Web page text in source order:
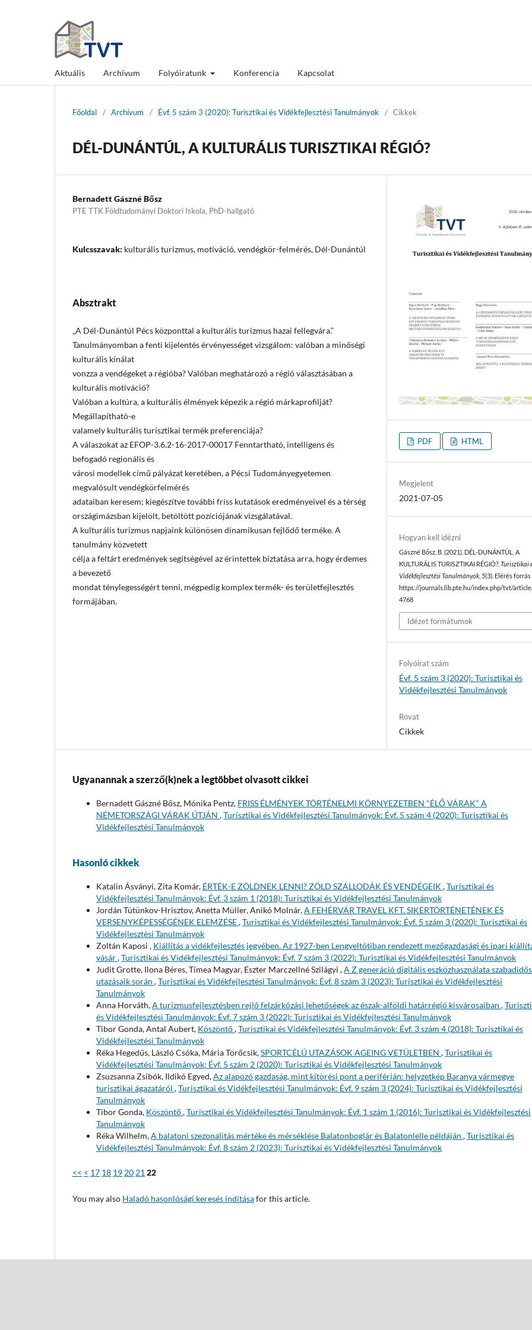
Aktuális Archívum Folyóiratunk Konferencia Kapcsolat
Főoldal / Archívum / Évf. 5 szám 3 (2020): Turisztikai és Vidékfejlesztési Tanulmányok / Cikkek
DÉL-DUNÁNTÚL, A KULTURÁLIS TURISZTIKAI RÉGIÓ?
Bernadett Gászné Bősz
PTE TTK Földtudományi Doktori Iskola, PhD-hallgató
Kulcsszavak: kulturális turizmus, motiváció, vendégkör-felmérés, Dél-Dunántúl
Absztrakt
„A Dél-Dunántúl Pécs központtal a kulturális turizmus hazai fellegvára.”
Tanulmányomban a fenti kijelentés érvényességet vizsgálom: valóban a minőségi
kulturális kínálat
vonzza a vendégeket a régióba? Valóban meghatározó a régió választásában a
kulturális motiváció?
Valóban a kultúra, a kulturális élmények képezik a régió márkaprofilját?
Megállapítható-e
valamely kulturális turisztikai termék preferenciája?
A válaszokat az EFOP-3.6.2-16-2017-00017 Fenntartható, intelligens és
befogadó regionális és
városi modellek című pályázat keretében, a Pécsi Tudományegyetemen
megvalósult vendégkörfelmérés
adataiban keresem; kiegészítve további friss kutatások eredményeivel és a térség
országimázsban kijelölt, betöltött pozíciójának vizsgálatával.
A kulturális turizmus napjaink különösen dinamikusan fejlődő terméke. A
tanulmány közvetett
célja a feltárt eredmények segítségével az érintettek biztatása arra, hogy érdemes
a bevezető
mondat ténylegességért tenni, mégpedig komplex termék- és területfejlesztés
formájában.
PDF HTML
Megjelent
2021-07-05
Hogyan kell idézni
Gászné Bősz, B. (2021). DÉL-DUNÁNTÚL, A
KULTURÁLIS TURISZTIKAI RÉGIÓ?.Turisztikai
Vidékfejlesztési Tanulmányok,5(3). Elérés forrás
https://journals.lib.pte.hu/index.php/tvt/
4768
Idézet formátumok
Folyóirat szám
Évf. 5 szám 3 (2020): Turisztikai és
Vidékfejlesztési Tanulmányok
Rovat
Cikkek
Ugyanannak a szerző(k)nek a legtöbbet olvasott cikkei
Bernadett Gászné Bősz, Mónika Pentz, FRISS ÉLMÉNYEK TÖRTÉNELMI KÖRNYEZETBEN "ÉLŐ VÁRAK" A
NÉMETORSZÁGI VÁRAK ÚTJÁN ,Turisztikai és Vidékfejlesztési Tanulmányok: Évf. 5 szám 4 (2020): Turisztikai és
Vidékfejlesztési Tanulmányok
Hasonló cikkek
Katalin Ásványi, Zita Komár, ÉRTÉK-E ZÖLDNEK LENNI? ZÖLD SZÁLLODÁK ÉS VENDÉGEIK ,Turisztikai és
Vidékfejlesztési Tanulmányok: Évf. 3 szám 1 (2018): Turisztikai és Vidékfejlesztési Tanulmányok
Jordán Tütünkov-Hrisztov, Anetta Müller, Anikó Molnár,A FEHÉRVÁR TRAVEL KFT. SIKERTÖRTÉNETÉNEK ÉS
VERSENYKÉPESSÉGÉNEK ELEMZÉSE,Turisztikai és Vidékfejlesztési Tanulmányok: Évf. 5 szám 3 (2020): Turisztikai és
Vidékfejlesztési Tanulmányok
Zoltán Kaposi , Kiállítás a vidékfejlesztés jegyében. Az 1927-ben Lengyeltótiban rendezett mezőgazdasági és ipari
vásár,Turisztikai és Vidékfejlesztési Tanulmányok: Évf. 7 szám 3 (2022): Turisztikai és Vidékfejlesztési Tanulmányok
Judit Grotte, Ilona Béres, Tímea Magyar, Eszter Marczellné Szilágyi ,A Z generáció digitális eszközhasználata szabadidős
utazásaik során ,Turisztikai és Vidékfejlesztési Tanulmányok: Évf. 8 szám 3 (2023): Turisztikai és Vidékfejlesztési
Tanulmányok
Anna Horváth,A turizmusfejlesztésben rejlő felzárkózási lehetőségek az észak-alföldi határrégió kisvárosaiban ,
és Vidékfejlesztési Tanulmányok: Évf. 7 szám 3 (2022): Turisztikai és Vidékfejlesztési Tanulmányok
Tibor Gonda, Antal Aubert, Köszöntő,Turisztikai és Vidékfejlesztési Tanulmányok: Évf. 3 szám 4 (2018): Turisztikai és
Vidékfejlesztési Tanulmányok
Réka Hegedűs, László Csóka, Mária Törőcsik,SPORTCÉLÚ UTAZÁSOK AGEING VETÜLETBEN ,Turisztikai és
Vidékfejlesztési Tanulmányok: Évf. 5 szám 2 (2020): Turisztikai és Vidékfejlesztési Tanulmányok
Zsuzsanna Zsibók, Ildikó Egyed,Az alapozó gazdaság, mint kitörési pont a periférián: helyzetkép Baranya vármegye
turisztikai ágazatáról ,Turisztikai és Vidékfejlesztési Tanulmányok: Évf. 9 szám 3 (2024): Turisztikai és Vidékfejlesztési
Tanulmányok
Tibor Gonda, Köszöntő,Turisztikai és Vidékfejlesztési Tanulmányok: Évf. 1 szám 1 (2016): Turisztikai és Vidékfejlesztési
Tanulmányok
Réka Wilhelm,A balatoni szezonalitás mértéke és mérséklése Balatonboglár és Balatonlelle példáján ,Turisztikai és
Vidékfejlesztési Tanulmányok: Évf. 8 szám 2 (2023): Turisztikai és Vidékfejlesztési Tanulmányok
<< < 17 18 19 20 21 22
You may also Haladó hasonlósági keresés indításafor this article.